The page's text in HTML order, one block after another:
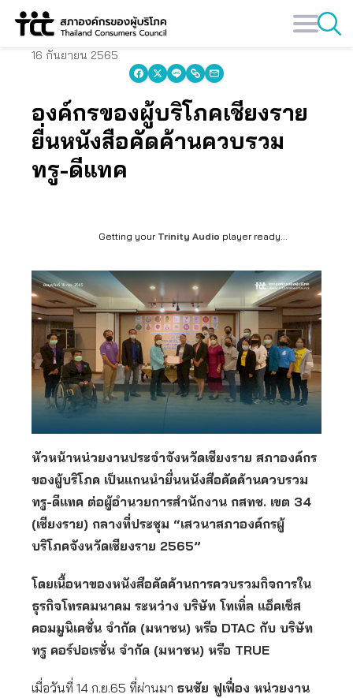
Skip
16 กันยายน 2565
องค์กรของผู้บริโภคเชียงราย
ยื่นหนังสือคัดค้านควบรวม
ทรู-ดีแทค
Getting your Trinity Audio player ready...
หัวหน้าหน่วยงานประจำจังหวัดเชียงราย สภาองค์กร
ของผู้บริโภค เป็นแกนนำยื่นหนังสือคัดค้านควบรวม
ทรู-ดีแทค ต่อผู้อำนวยการสำนักงาน กสทช. เขต 34
(เชียงราย) กลางที่ประชุม “เสวนาสภาองค์กรผู้
บริโภคจังหวัดเชียงราย 2565”
โดยเนื้อหาของหนังสือคัดค้านการควบรวมกิจการใน
ธุรกิจโทรคมนาคม ระหว่าง บริษัท โทเทิ่ล แอ็คเซ็ส
คอมมูนิเคชั่น จำกัด (มหาชน) หรือ DTAC กับ บริษัท
ทรู คอร์ปอเรชั่น จำกัด (มหาชน) หรือ TRUE
เมื่อวันที่ 14 ก.ย.65 ที่ผ่านมา ธนชัย ฟูเฟื่อง หน่วยงาน